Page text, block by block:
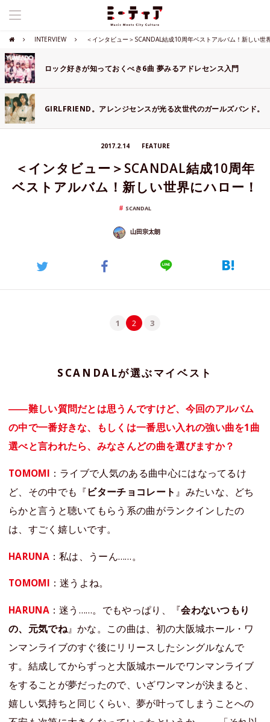
INTERVIEW ＜インタビュー＞SCANDAL結成10周年ベストアルバム！新しい世
ロック好きが知っておくべき6曲 夢みるアドレセンス入門
GIRLFRIEND。アレンジセンスが光る次世代のガールズバンド。
2017.2.14 FEATURE
＜インタビュー＞SCANDAL結成10周年
ベストアルバム！新しい世界にハロー！
SCANDAL
山田宗太朗
1 2 3
SCANDALが選ぶマイベスト
――難しい質問だとは思うんですけど、今回のアルバム
の中で一番好きな、もしくは一番思い入れの強い曲を1曲
選べと言われたら、みなさんどの曲を選びますか？
TOMOMI ：ライブで人気のある曲中心にはなってるけ
ど、その中でも『ビターチョコレート 』みたいな、どち
らかと言うと聴いてもらう系の曲がランクインしたの
は、すごく嬉しいです。
HARUNA：私は、うーん……。
TOMOMI ：迷うよね。
HARUNA：迷う……。でもやっぱり、『会わないつもり
の、元気でね』かな。この曲は、初の大阪城ホール・ワ
ンマンライブのすぐ後にリリースしたシングルなんで
す。結成してからずっと大阪城ホールでワンマンライブ
をすることが夢だったので、いざワンマンが決まると、
嬉しい気持ちと同じくらい、夢が叶ってしまうことへの